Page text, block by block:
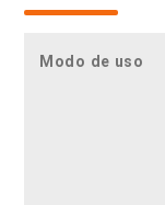
Modo de uso